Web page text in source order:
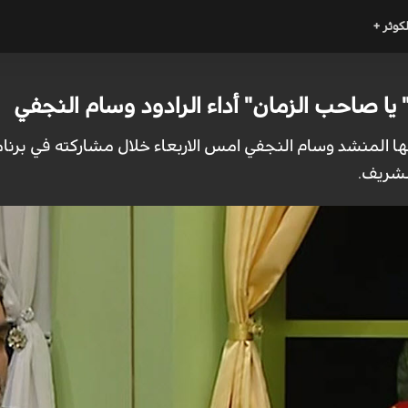
+
صاحب الزمان" أداء الرادود وسام النجفي
المنشد وسام النجفي امس الاربعاء خلال مشاركته في